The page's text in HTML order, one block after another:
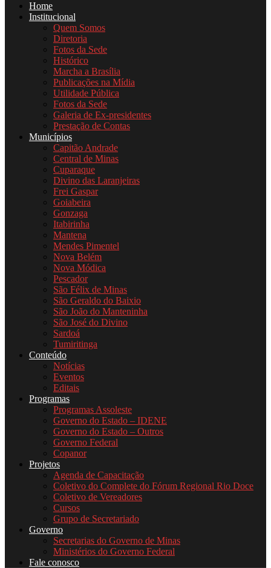
Home
Institucional
Quem Somos
Diretoria
Fotos da Sede
Histórico
Marcha a Brasília
Publicações na Mídia
Utilidade Pública
Fotos da Sede
Galeria de Ex-presidentes
Prestação de Contas
Municípios
Capitão Andrade
Central de Minas
Cuparaque
Divino das Laranjeiras
Frei Gaspar
Goiabeira
Gonzaga
Itabirinha
Mantena
Mendes Pimentel
Nova Belém
Nova Módica
Pescador
São Félix de Minas
São Geraldo do Baixio
São João do Manteninha
São José do Divino
Sardoá
Tumiritinga
Conteúdo
Notícias
Eventos
Editais
Programas
Programas Assoleste
Governo do Estado – IDENE
Governo do Estado – Outros
Governo Federal
Copanor
Projetos
Agenda de Capacitação
Coletivo do Complete do Fórum Regional Rio Doce
Coletivo de Vereadores
Cursos
Grupo de Secretariado
Governo
Secretarias do Governo de Minas
Ministérios do Governo Federal
Fale conosco